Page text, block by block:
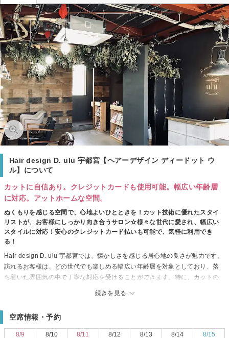
Hair design D. ulu 宇都宮【ヘアーデザイン ディードット ウ
ル】について
カットに自信あり。クレジットカードも使用可能。幅広い年齢層
に対応。アットホームな空間。
ぬくもりを感じる空間で、心地よいひとときを！カット技術に優れたスタイ
リストが、お客様にしっかり向き合うサロン☆様々な世代に愛され、幅広い
スタイルに対応！安心のクレジットカード払いも可能で、気軽に利用でき
る！
続きを見る
Hair design D. ulu 宇都宮では、懐かしさを感じる居心地の良さが魅力です。
訪れるお客様は、どの世代でも楽しめる幅広い年齢層を対象としており、落
ち着いた雰囲気の中で丁寧な対応を受けることができます。特に、カットの
design D. ulu 宇都宮を訪れてみてください。きっと心身を癒す特別な時間
と、素敵な仕上がりが待っています。
空席情報・予約
8/9
8/10
8/11
8/12
8/13
8/14
8/15